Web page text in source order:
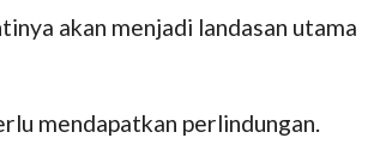
akan menjadi landasan utama
mendapatkan perlindungan.